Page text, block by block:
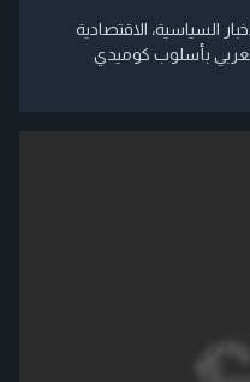
السياسية، الاقتصادية
بأسلوب كوميدي